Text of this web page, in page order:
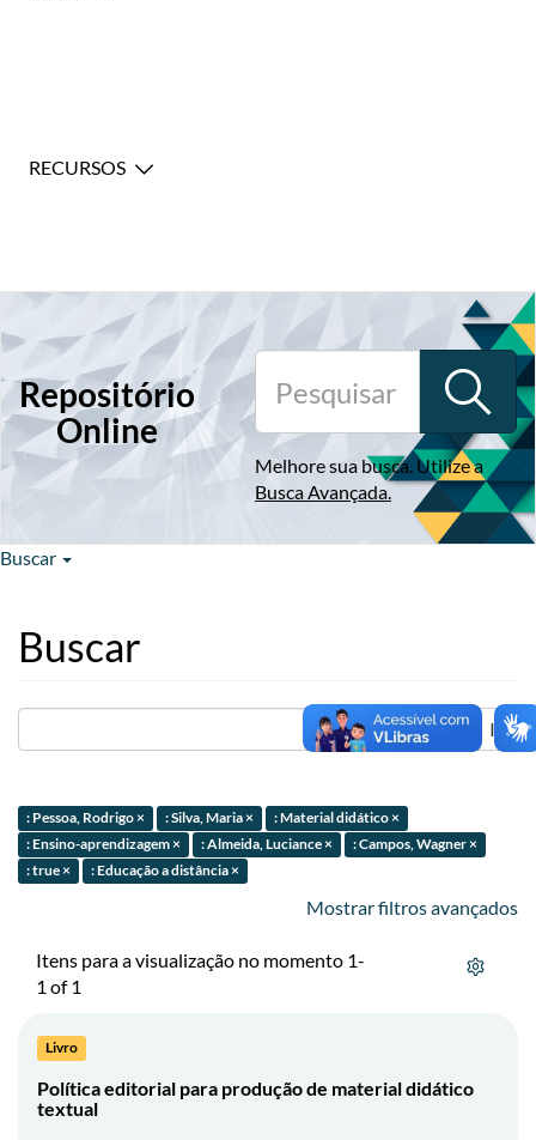
RECURSOS
Repositório
Online
Melhore sua busca. Utilize a
Busca Avançada.
Buscar
Buscar
Ir
: Pessoa, Rodrigo × : Silva, Maria ×
: Material didático ×
: Ensino-aprendizagem ×
: Almeida, Luciance ×
: Campos, Wagner ×
: true ×
: Educação a distância ×
Mostrar filtros avançados
Itens para a visualização no momento 1-
1 of 1
Livro
Política editorial para produção de material didático
textual